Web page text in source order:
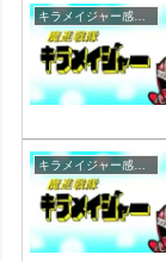
キラメイジャー感想まとめ
キラメイジャー感想まとめ